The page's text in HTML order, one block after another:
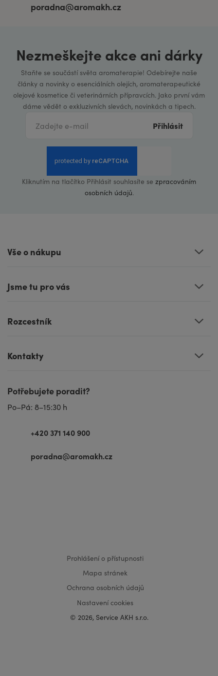
poradna@aromakh.cz
Nezmeškejte akce ani dárky
Staňte se součástí světa aromaterapie! Odebírejte naše
články a novinky o esenciálních olejích, aromaterapeutické
olejové kosmetice či veterinárních přípravcích. Jako první vám
dáme vědět o exkluzivních slevách, novinkách a tipech.
Přihlásit
Kliknutím na tlačítko Přihlásit souhlasíte se zpracováním
osobních údajů.
Vše o nákupu
Jsme tu pro vás
Rozcestník
Kontakty
Potřebujete poradit?
Po–Pá: 8–15:30 h
+420 371 140 900
poradna@aromakh.cz
Prohlášení o přístupnosti
Mapa stránek
Ochrana osobních údajů
Nastavení cookies
© 2026, Service AKH s.r.o.